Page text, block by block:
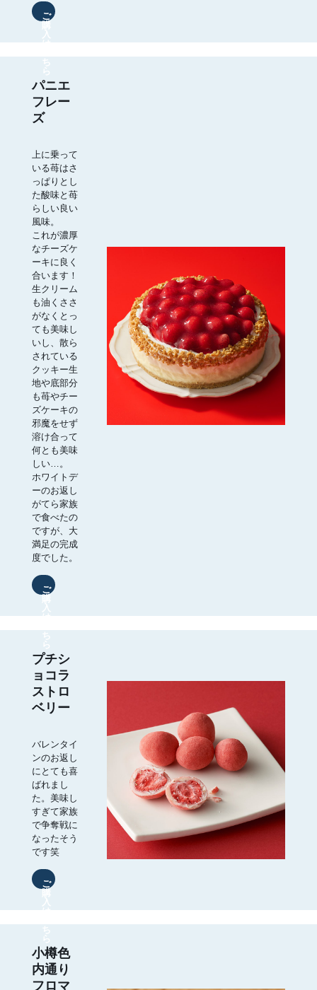
ご
購
入
は
ち
ら
パニエ
フレー
ズ
上に乗って
いる苺はさ
っぱりとし
た酸味と苺
らしい良い
風味。
これが濃厚
なチーズケ
ーキに良く
合います！
生クリーム
も油くささ
がなくとっ
ても美味し
いし、散ら
されている
クッキー生
地や底部分
も苺やチー
ズケーキの
邪魔をせず
溶け合って
何とも美味
しい…。
ホワイトデ
ーのお返し
がてら家族
で食べたの
ですが、大
満足の完成
度でした。
ご
購
入
は
ち
ら
プチシ
ョコラ
ストロ
ベリー
バレンタイ
ンのお返し
にとても喜
ばれまし
た。美味し
すぎて家族
で争奪戦に
なったそう
です笑
ご
購
入
は
ち
ら
小樽色
内通り
フロマ